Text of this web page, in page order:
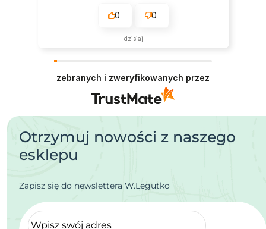
0 0
dzisiaj
zebranych i zweryfikowanych przez
Otrzymuj nowości z naszego
esklepu
Zapisz się do newslettera W.Legutko